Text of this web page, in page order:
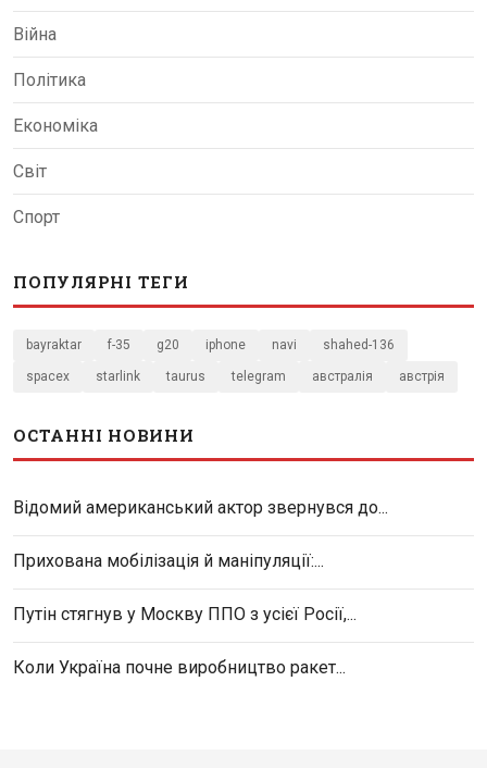
Війна
Політика
Економіка
Світ
Спорт
ПОПУЛЯРНІ ТЕГИ
bayraktar f-35 g20 iphone navi shahed-136
spacex starlink taurus telegram австралія австрія
ОСТАННІ НОВИНИ
Відомий американський актор звернувся до...
Прихована мобілізація й маніпуляції:...
Путін стягнув у Москву ППО з усієї Росії,...
Коли Україна почне виробництво ракет...